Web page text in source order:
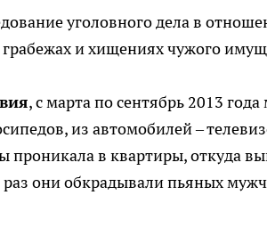
уголовного дела в
и хищениях чужого
, с марта по сентябрь 2013
из автомобилей –
в квартиры, откуда
они обкрадывали пьяных